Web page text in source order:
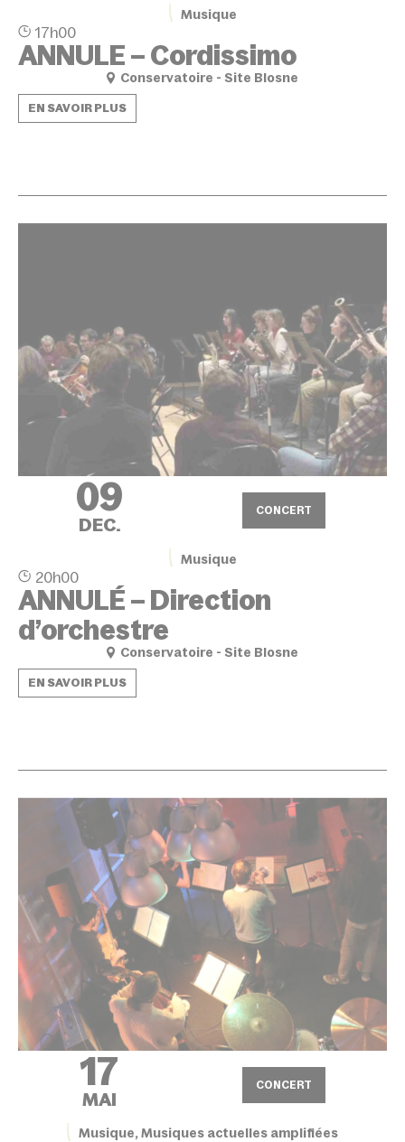
Musique
17h00
ANNULE – Cordissimo
Conservatoire - Site Blosne
EN SAVOIR PLUS
09
DEC.
CONCERT
Musique
20h00
ANNULÉ – Direction
d’orchestre
Conservatoire - Site Blosne
EN SAVOIR PLUS
17
MAI
CONCERT
Musique, Musiques actuelles amplifiées